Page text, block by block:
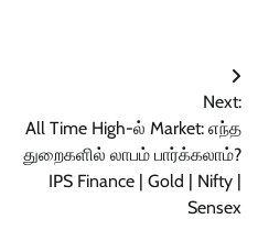
Next:
All Time High-ல் Market: எந்த
துறைகளில் லாபம் பார்க்கலாம்?
IPS Finance | Gold | Nifty |
Sensex